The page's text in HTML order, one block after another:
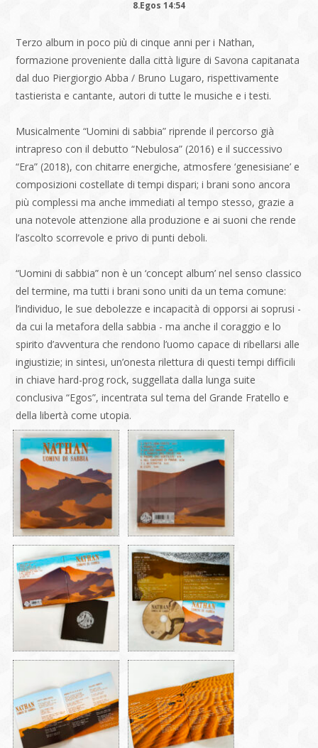
8.Egos 14:54
Terzo album in poco più di cinque anni per i Nathan,
formazione proveniente dalla città ligure di Savona capitanata
dal duo Piergiorgio Abba / Bruno Lugaro, rispettivamente
tastierista e cantante, autori di tutte le musiche e i testi.
Musicalmente “Uomini di sabbia” riprende il percorso già
intrapreso con il debutto “Nebulosa” (2016) e il successivo
“Era” (2018), con chitarre energiche, atmosfere ‘genesisiane’ e
composizioni costellate di tempi dispari; i brani sono ancora
più complessi ma anche immediati al tempo stesso, grazie a
una notevole attenzione alla produzione e ai suoni che rende
l’ascolto scorrevole e privo di punti deboli.
“Uomini di sabbia” non è un ‘concept album’ nel senso classico
del termine, ma tutti i brani sono uniti da un tema comune:
l’individuo, le sue debolezze e incapacità di opporsi ai soprusi -
da cui la metafora della sabbia - ma anche il coraggio e lo
spirito d’avventura che rendono l’uomo capace di ribellarsi alle
ingiustizie; in sintesi, un’onesta rilettura di questi tempi difficili
in chiave hard-prog rock, suggellata dalla lunga suite
conclusiva “Egos”, incentrata sul tema del Grande Fratello e
della libertà come utopia.